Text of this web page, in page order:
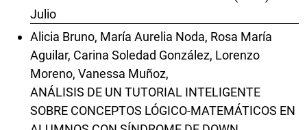
Julio
Alicia Bruno, María Aurelia Noda, Rosa María
Aguilar, Carina Soledad González, Lorenzo
Moreno, Vanessa Muñoz,
ANÁLISIS DE UN TUTORIAL INTELIGENTE
SOBRE CONCEPTOS LÓGICO-MATEMÁTICOS EN